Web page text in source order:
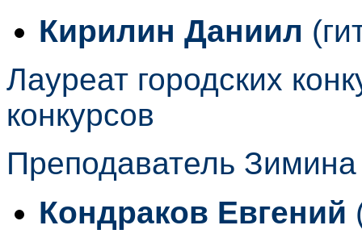
Кирилин Даниил
Лауреат городских
конкурсов
Преподаватель
Кондраков Евгений